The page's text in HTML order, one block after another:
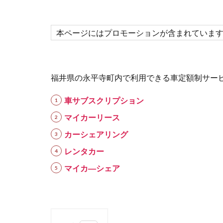
本ページにはプロモーションが含まれています
福井県の永平寺町内で利用できる車定額制サー
車サブスクリプション
マイカーリース
カーシェアリング
レンタカー
マイカ―シェア